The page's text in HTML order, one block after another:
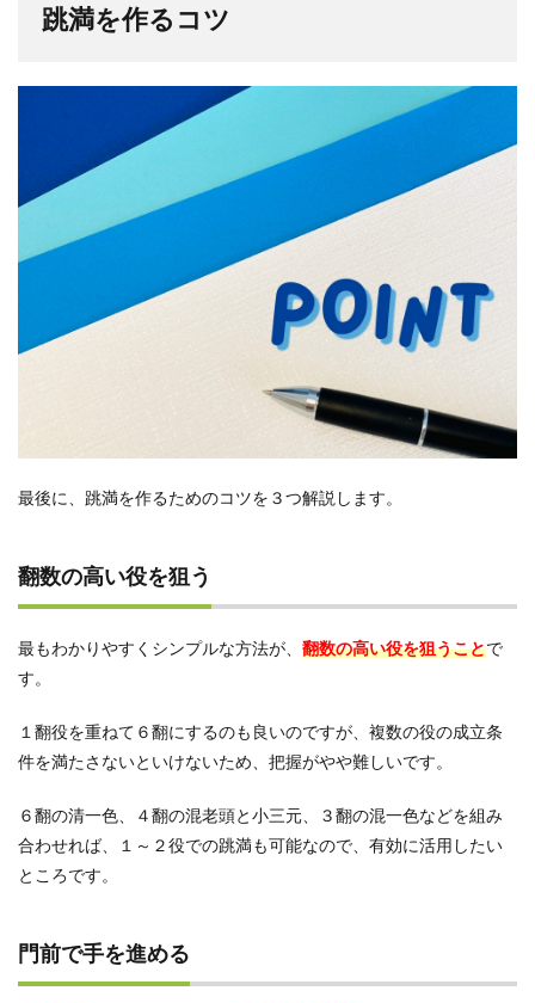
跳満を作るコツ
最後に、跳満を作るためのコツを３つ解説します。
翻数の高い役を狙う
最もわかりやすくシンプルな方法が、 翻数の高い役を狙うことで
す。
１翻役を重ねて６翻にするのも良いのですが、複数の役の成立条
件を満たさないといけないため、把握がやや難しいです。
６翻の清一色、４翻の混老頭と小三元、３翻の混一色などを組み
合わせれば、１～２役での跳満も可能なので、有効に活用したい
ところです。
門前で手を進める